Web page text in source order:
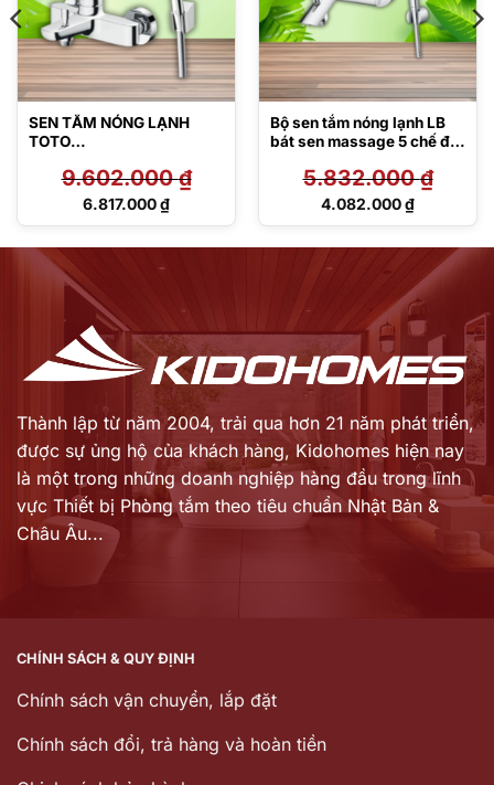
SEN TẮM NÓNG LẠNH
TOTO
9.602.000₫
Giá
6.817.000₫
Giá
Bộ sen tắm nóng lạnh LB
bát sen massage 5 chế độ
5.832.000₫
Giá
5.832.000 ₫.
4.082.000₫
Giá
4.082.000 ₫.
Thành lập từ năm 2004, trải qua hơn 21 năm phát triển,
được sự ủng hộ của khách hàng, Kidohomes hiện nay
là một trong những doanh nghiệp hàng đầu trong lĩnh
vực Thiết bị Phòng tắm theo tiêu chuẩn Nhật Bản &
Châu Âu...
CHÍNH SÁCH & QUY ĐỊNH
Chính sách vận chuyển, lắp đặt
Chính sách đổi, trả hàng và hoàn tiền